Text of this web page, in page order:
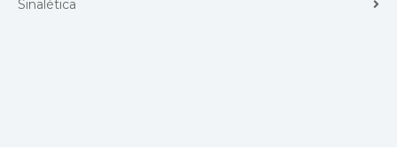
Sinalética